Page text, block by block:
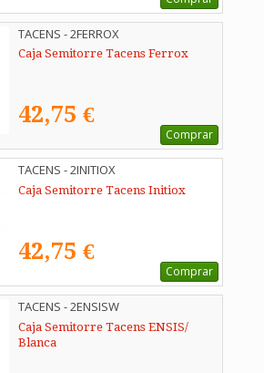
TACENS - 2FERROX
Caja Semitorre Tacens Ferrox
42,75 €
Comprar
TACENS - 2INITIOX
Caja Semitorre Tacens Initiox
42,75 €
Comprar
TACENS - 2ENSISW
Caja Semitorre Tacens ENSIS/
Blanca